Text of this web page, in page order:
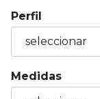
Perfil
Medidas